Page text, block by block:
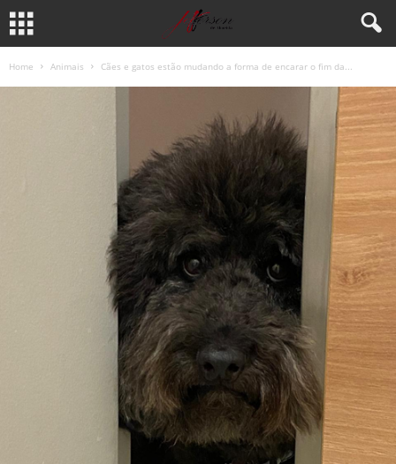
Home Animais Cães e gatos estão mudando a forma de encarar o fim da...